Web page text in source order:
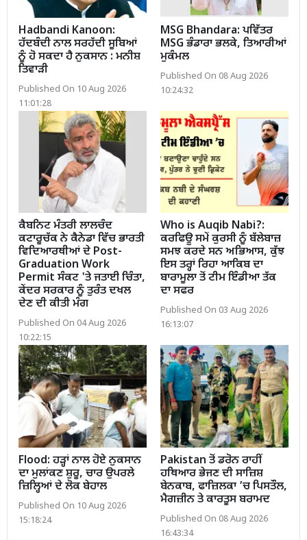
Hadbandi Kanoon:
ਹੱਦਬੰਦੀ ਨਾਲ ਸਰਹੱਦੀ ਸੂਬਿਆਂ
ਨੂੰ ਹੋ ਸਕਦਾ ਹੈ ਨੁਕਸਾਨ : ਮਨੀਸ਼
ਤਿਵਾੜੀ
Published On 10 Aug 2026
11:01:28
MSG Bhandara: ਪਵਿੱਤਰ
MSG ਭੰਡਾਰਾ ਭਲਕੇ, ਤਿਆਰੀਆਂ
ਮੁਕੰਮਲ
Published On 08 Aug 2026
10:24:32
ਕੈਬਨਿਟ ਮੰਤਰੀ ਲਾਲਚੰਦ
ਕਟਾਰੂਚੱਕ ਨੇ ਕੈਨੇਡਾ ਵਿੱਚ ਭਾਰਤੀ
ਵਿਦਿਆਰਥੀਆਂ ਦੇ Post-
Graduation Work
Permit ਸੰਕਟ 'ਤੇ ਜਤਾਈ ਚਿੰਤਾ,
ਕੇਂਦਰ ਸਰਕਾਰ ਨੂੰ ਤੁਰੰਤ ਦਖਲ
ਦੇਣ ਦੀ ਕੀਤੀ ਮੰਗ
Published On 04 Aug 2026
10:22:15
Who is Auqib Nabi?:
ਕਰਫਿਊ ਸਮੇਂ ਕੁਰਸੀ ਨੂੰ ਬੱਲੇਬਾਜ਼
ਸਮਝ ਕਰਦੇ ਸਨ ਅਭਿਆਸ, ਕੁੱਝ
ਇਸ ਤਰ੍ਹਾਂ ਰਿਹਾ ਆਕਿਬ ਦਾ
ਬਾਰਾਮੂਲਾ ਤੋਂ ਟੀਮ ਇੰਡੀਆ ਤੱਕ
ਦਾ ਸਫਰ
Published On 03 Aug 2026
16:13:07
Flood: ਹੜ੍ਹਾਂ ਨਾਲ ਹੋਏ ਨੁਕਸਾਨ
ਦਾ ਮੁਲਾਂਕਣ ਸ਼ੁਰੂ, ਚਾਰ ਉਪਰਲੇ
ਜ਼ਿਲ੍ਹਿਆਂ ਦੇ ਲੋਕ ਬੇਹਾਲ
Published On 10 Aug 2026
15:18:24
Pakistan ਤੋਂ ਡਰੋਨ ਰਾਹੀਂ
ਹਥਿਆਰ ਭੇਜਣ ਦੀ ਸਾਜ਼ਿਸ਼
ਬੇਨਕਾਬ, ਫਾਜ਼ਿਲਕਾ ’ਚ ਪਿਸਤੌਲ,
ਮੈਗਜ਼ੀਨ ਤੇ ਕਾਰਤੂਸ ਬਰਾਮਦ
Published On 08 Aug 2026
16:43:34